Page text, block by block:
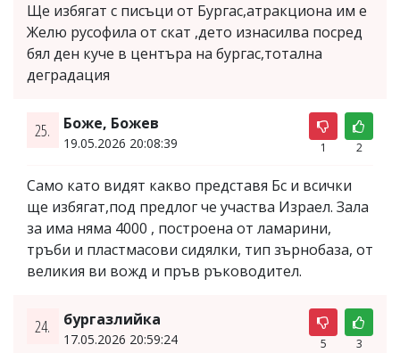
Ще избягат с писъци от Бургас,атракциона им е
Желю русофила от скат ,дето изнасилва посред
бял ден куче в центъра на бургас,тотална
деградация
25. Боже, Божев
19.05.2026 20:08:39 1 2
Само като видят какво представя Бс и всички
ще избягат,под предлог че участва Израел. Зала
за има няма 4000 , построена от ламарини,
тръби и пластмасови сидялки, тип зърнобаза, от
великия ви вожд и пръв ръководител.
24. бургазлийка
17.05.2026 20:59:24 5 3